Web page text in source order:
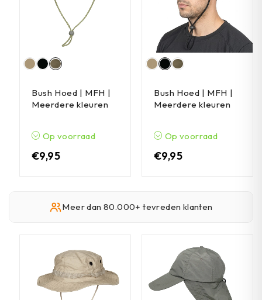
Bush Hoed | MFH |
Meerdere kleuren
Op voorraad
€9,95
Bush Hoed | MFH |
Meerdere kleuren
Op voorraad
€9,95
Meer dan 80.000+ tevreden klanten